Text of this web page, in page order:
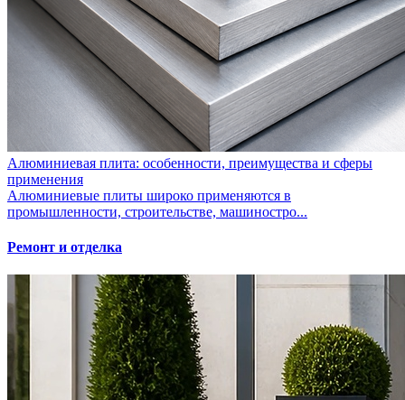
Алюминиевая плита: особенности, преимущества и сферы
применения
Алюминиевые плиты широко применяются в
промышленности, строительстве, машиностро...
Ремонт и отделка